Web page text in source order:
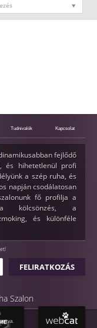
Tudnivalók Kapcsolat
fejlődő
és hihetetlenül profi
a szép ruha, és
napján csodálatosan
fő profilja a
kölcsönzés, a
és különféle
Szalon